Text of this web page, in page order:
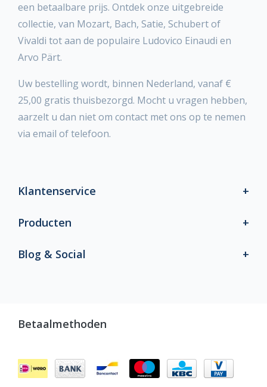
een betaalbare prijs. Ontdek onze uitgebreide
collectie, van Mozart, Bach, Satie, Schubert of
Vivaldi tot aan de populaire Ludovico Einaudi en
Arvo Pärt.
Uw bestelling wordt, binnen Nederland, vanaf €
25,00 gratis thuisbezorgd. Mocht u vragen hebben,
aarzelt u dan niet om contact met ons op te nemen
via email of telefoon.
Klantenservice
Producten
Blog & Social
Betaalmethoden